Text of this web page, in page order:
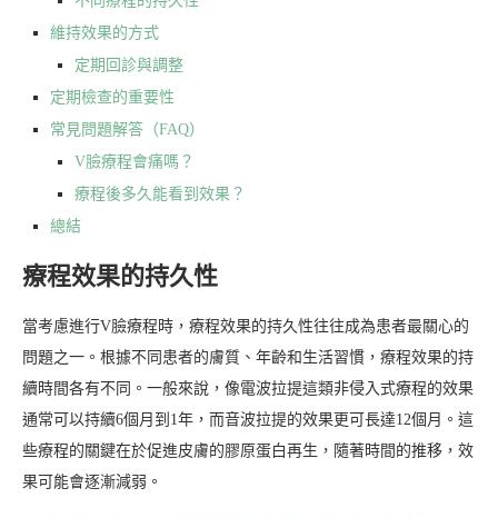
維持效果的方式
定期回診與調整
定期檢查的重要性
常見問題解答（FAQ）
V臉療程會痛嗎？
療程後多久能看到效果？
總結
療程效果的持久性
當考慮進行V臉療程時，療程效果的持久性往往成為患者最關心的
問題之一。根據不同患者的膚質、年齡和生活習慣，療程效果的持
續時間各有不同。一般來說，像電波拉提這類非侵入式療程的效果
通常可以持續6個月到1年，而音波拉提的效果更可長達12個月。這
些療程的關鍵在於促進皮膚的膠原蛋白再生，隨著時間的推移，效
果可能會逐漸減弱。